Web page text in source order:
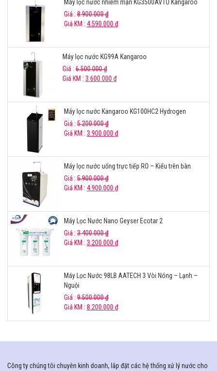
Máy lọc nước nhiễm mặn KG3500AVTU Kangaroo
Giá : 8.900.000₫
Giá KM : 4.590.000 ₫
Máy lọc nước KG99A Kangaroo
Giá : 6.500.000₫
Giá KM : 3.600.000 ₫
Máy lọc nước Kangaroo KG100HC2 Hydrogen
Giá : 5.200.000₫
Giá KM : 3.900.000 ₫
Máy lọc nước uống trực tiếp RO – Kiểu trên bàn
Giá : 5.900.000₫
Giá KM : 4.900.000 ₫
Máy Lọc Nước Nano Geyser Ecotar 2
Giá : 3.400.000₫
Giá KM : 3.200.000 ₫
Máy Lọc Nước 98LB AATECH 3 Vòi Nóng – Lạnh –
Nguội
Giá : 9.500.000₫
Giá KM : 8.200.000 ₫
Công ty chúng tôi chuyên kinh doanh, lắp đặt các hệ thống xử lý nước cho